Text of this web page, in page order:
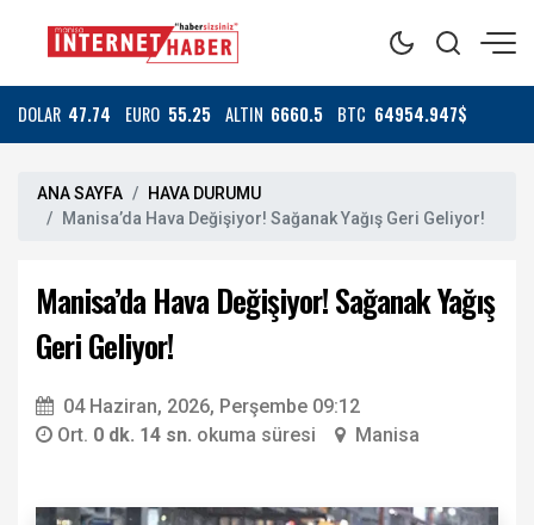
DOLAR 47.74 EURO 55.25 ALTIN 6660.5 BTC 64954.947$
ANA SAYFA
HAVA DURUMU
Manisa’da Hava Değişiyor! Sağanak Yağış Geri Geliyor!
Manisa’da Hava Değişiyor! Sağanak Yağış
Geri Geliyor!
04 Haziran, 2026, Perşembe 09:12
Ort. 0 dk. 14 sn. okuma süresi Manisa